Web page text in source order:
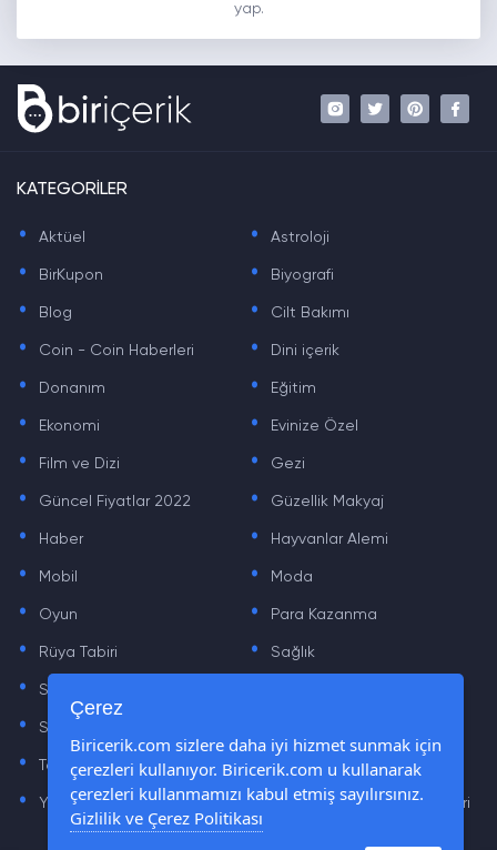
yap.
KATEGORİLER
. Aktüel . Astroloji
. BirKupon . Biyografi
. Blog . Cilt Bakımı
. Coin - Coin Haberleri . Dini içerik
. Donanım . Eğitim
. Ekonomi . Evinize Özel
. Film ve Dizi . Gezi
. Güncel Fiyatlar 2022 . Güzellik Makyaj
. Haber . Hayvanlar Alemi
. Mobil . Moda
. Oyun . Para Kazanma
. Rüya Tabiri . Sağlık
. Sinema .
. Sözler
. Teknoloji Haberleri . Yaşam
. Yazılım Haberleri . Yiyecek Önerileri ve Tarifleri
Çerez
Biricerik.com sizlere daha iyi hizmet sunmak için
çerezleri kullanıyor. Biricerik.com u kullanarak
çerezleri kullanmamızı kabul etmiş sayılırsınız.
Gizlilik ve Çerez Politikası